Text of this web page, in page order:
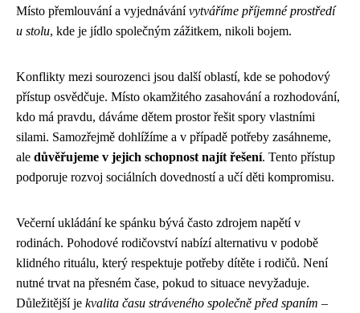
Místo přemlouvání a vyjednávánívytváříme příjemné prostředí
u stolu, kde je jídlo společným zážitkem, nikoli bojem.
Konflikty mezi sourozenci jsou další oblastí, kde se pohodový
přístup osvědčuje. Místo okamžitého zasahování a rozhodování,
kdo má pravdu, dáváme dětem prostor řešit spory vlastními
silami. Samozřejmě dohlížíme a v případě potřeby zasáhneme,
ale důvěřujeme v jejich schopnost najít řešení. Tento přístup
podporuje rozvoj sociálních dovedností a učí děti kompromisu.
Večerní ukládání ke spánku bývá často zdrojem napětí v
rodinách. Pohodové rodičovství nabízí alternativu v podobě
klidného rituálu, který respektuje potřeby dítěte i rodičů. Není
nutné trvat na přesném čase, pokud to situace nevyžaduje.
Důležitější je kvalita času stráveného společně před spaním –